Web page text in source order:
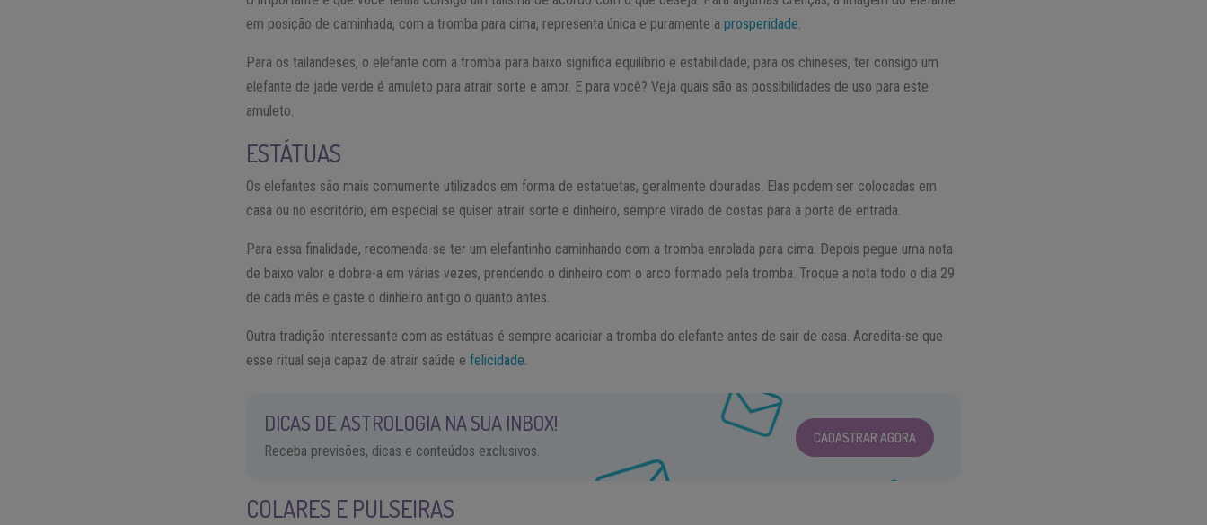
em posição de caminhada, com a tromba para cima, representa única e puramente aprosperidade.
Para os tailandeses, o elefante com a tromba para baixo significa equilíbrio e estabilidade; para os chineses, ter consigo um
elefante de jade verde é amuleto para atrair sorte e amor. E para você? Veja quais são as possibilidades de uso para este
amuleto.
ESTÁTUAS
Os elefantes são mais comumente utilizados em forma de estatuetas, geralmente douradas. Elas podem ser colocadas em
casa ou no escritório, em especial se quiser atrair sorte e dinheiro, sempre virado de costas para a porta de entrada.
Para essa finalidade, recomenda-se ter um elefantinho caminhando com a tromba enrolada para cima. Depois pegue uma nota
de baixo valor e dobre-a em várias vezes, prendendo o dinheiro com o arco formado pela tromba. Troque a nota todo o dia 29
de cada mês e gaste o dinheiro antigo o quanto antes.
Outra tradição interessante com as estátuas é sempre acariciar a tromba do elefante antes de sair de casa. Acredita-se que
esse ritual seja capaz de atrair saúde efelicidade.
DICAS DE ASTROLOGIA NA SUA INBOX!
Receba previsões, dicas e conteúdos exclusivos.
CADASTRAR AGORA
COLARES E PULSEIRAS